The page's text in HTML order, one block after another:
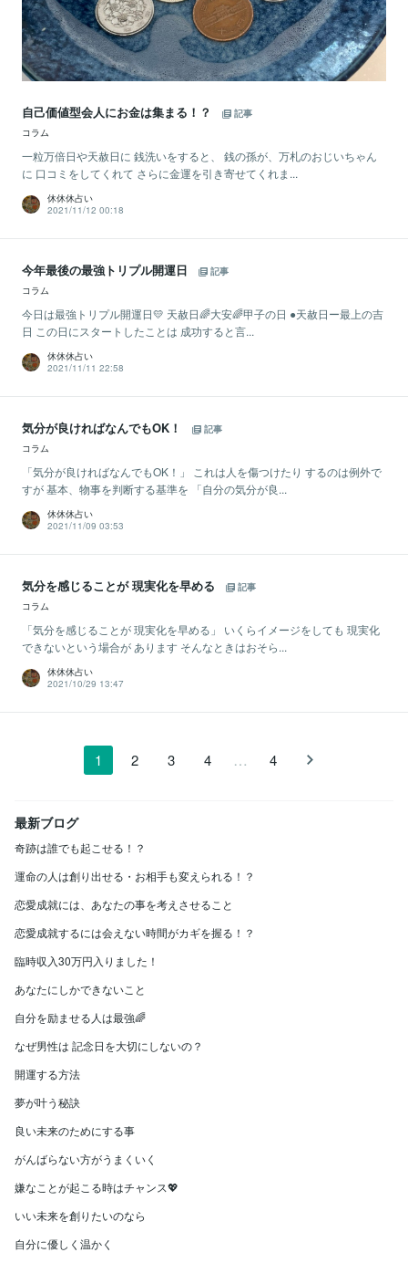
自己価値型会人にお金は集まる！？
記事
コラム
一粒万倍日や天赦日に 銭洗いをすると、 銭の孫が、万札のおじいちゃん
に 口コミをしてくれて さらに金運を引き寄せてくれま...
休休休占い
2021/11/12 00:18
今年最後の最強トリプル開運日
記事
コラム
今日は最強トリプル開運日💛 天赦日🌈大安🌈甲子の日 ●天赦日ー最上の吉
日 この日にスタートしたことは 成功すると言...
休休休占い
2021/11/11 22:58
気分が良ければなんでもOK！
記事
コラム
「気分が良ければなんでもOK！」 これは人を傷つけたり するのは例外で
すが 基本、物事を判断する基準を 「自分の気分が良...
休休休占い
2021/11/09 03:53
気分を感じることが 現実化を早める
記事
コラム
「気分を感じることが 現実化を早める」 いくらイメージをしても 現実化
できないという場合が あります そんなときはおそら...
休休休占い
2021/10/29 13:47
1 2 3 4 … 4
最新ブログ
奇跡は誰でも起こせる！？
運命の人は創り出せる・お相手も変えられる！？
恋愛成就には、あなたの事を考えさせること
恋愛成就するには会えない時間がカギを握る！？
臨時収入30万円入りました！
あなたにしかできないこと
自分を励ませる人は最強🌈
なぜ男性は 記念日を大切にしないの？
開運する方法
夢が叶う秘訣
良い未来のためにする事
がんばらない方がうまくいく
嫌なことが起こる時はチャンス💖
いい未来を創りたいのなら
自分に優しく温かく